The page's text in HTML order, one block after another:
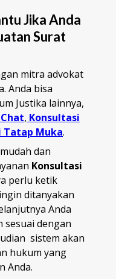
Jika Anda
Surat
mitra advokat
Anda bisa
Justika lainnya,
, Konsultasi
Tatap Muka.
dan
Konsultasi
perlu ketik
ditanyakan
Anda
sesuai dengan
sistem akan
hukum yang
Anda.